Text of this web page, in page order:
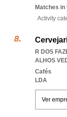
Matches
Activity
R DOS
ALHOS
Cafés
LDA
Ver